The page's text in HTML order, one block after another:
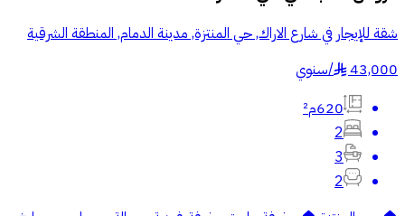
شقة للإيجار في شارع الاراك, حي المنتزة, مدينة الدمام, المنطقة الشرقية
43,000
§
/سنوي
620م²
2
3
2